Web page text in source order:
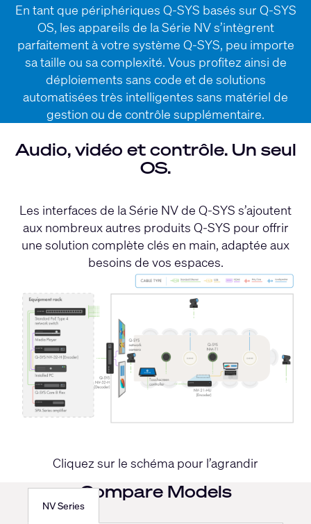
En tant que périphériques Q-SYS basés sur Q-SYS
OS, les appareils de la Série NV s’intègrent
parfaitement à votre système Q-SYS, peu importe
sa taille ou sa complexité. Vous profitez ainsi de
déploiements sans code et de solutions
automatisées très intelligentes sans matériel de
gestion ou de contrôle supplémentaire.
Audio, vidéo et contrôle. Un seul
OS.
Les interfaces de la Série NV de Q-SYS s’ajoutent
aux nombreux autres produits Q-SYS pour offrir
une solution complète clés en main, adaptée aux
besoins de vos espaces.
Cliquez sur le schéma pour l’agrandir
Compare Models
NV Series